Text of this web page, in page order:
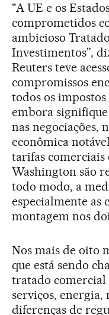
"A UE e os
comprometidos
ambicioso
Investimentos”,
Reuters teve
compromissos
todos os impostos
embora
nas negociações,
econômica
tarifas comerciais
Washington são
todo modo, a
especialmente as
montagem nos
Nos mais de oito
que está sendo
tratado comercial
serviços, energia,
diferenças de